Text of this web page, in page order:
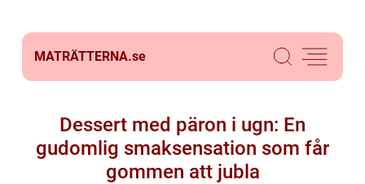
MATRÄTTERNA.se
Dessert med päron i ugn: En
gudomlig smaksensation som får
gommen att jubla